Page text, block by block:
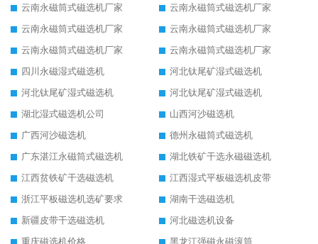
云南永磁筒式磁选机厂家
云南永磁筒式磁选机厂家
云南永磁筒式磁选机厂家
云南永磁筒式磁选机厂家
云南永磁筒式磁选机厂家
云南永磁筒式磁选机厂家
四川永磁湿式磁选机
河北钛尾矿湿式磁选机
河北钛尾矿湿式磁选机
河北钛尾矿湿式磁选机
湖北湿式磁选机公司
山西河沙磁选机
广西河沙磁选机
德州永磁筒式磁选机
广东湛江永磁筒式磁选机
湖北铁矿干选永磁磁选机
江西贫铁矿干选磁选机
江西湿式平板磁选机皮带
浙江平板磁选机选矿要求
湖南干选磁选机
新疆皮带干选磁选机
河北磁选机设备
重庆磁选机价格
黑龙江强磁永磁滚筒